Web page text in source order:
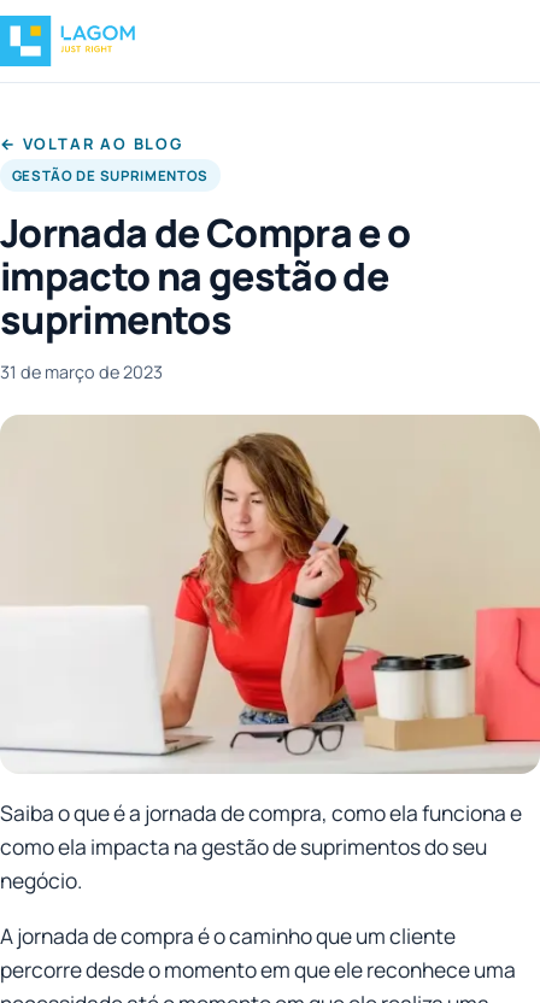
← VOLTAR AO BLOG
GESTÃO DE SUPRIMENTOS
Jornada de Compra e o
impacto na gestão de
suprimentos
31 de março de 2023
Saiba o que é a jornada de compra, como ela funciona e
como ela impacta na gestão de suprimentos do seu
negócio.
A jornada de compra é o caminho que um cliente
percorre desde o momento em que ele reconhece uma